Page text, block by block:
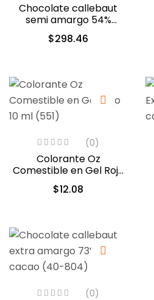
Chocolate callebaut
semi amargo 54%
cacao (40-803)
$298.46
(0)
Colorante Oz
Comestible en Gel Rojo
10 ml (551)
$12.08
(0)